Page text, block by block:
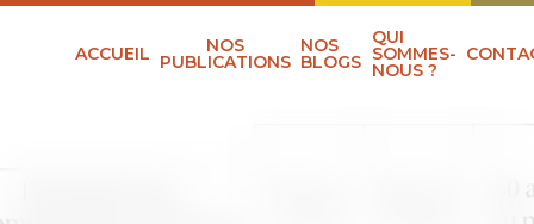
ACCUEIL NOS
PUBLICATIONS
NOS
BLOGS
QUI
SOMMES-
NOUS ?